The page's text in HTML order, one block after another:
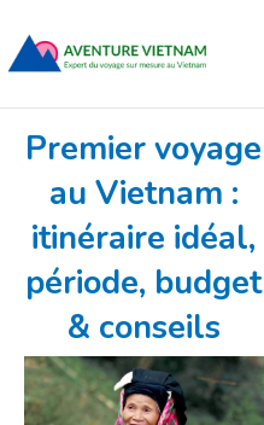
contenu
Premier voyage
au Vietnam :
itinéraire idéal,
période, budget
& conseils